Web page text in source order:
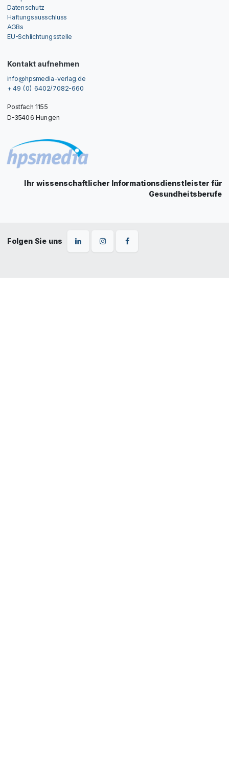
Datenschutz
Haftungsausschluss
AGBs
EU-Schlichtungsstelle
Kontakt aufnehmen
info@hpsmedia-verlag.de
+ 49 (0) 6402/7082-660
Postfach 1155
D-35406 Hungen
Ihr wissenschaftlicher Informationsdienstleister für
Gesundheitsberufe
Folgen Sie uns